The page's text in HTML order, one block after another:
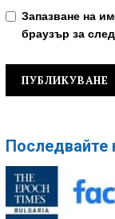
Запазване на
браузър за
Последвайте